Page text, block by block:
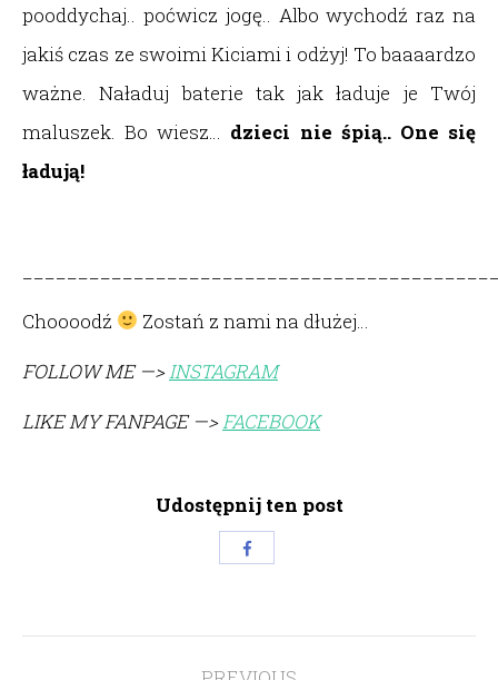
pooddychaj.. poćwicz jogę.. Albo wychodź raz na
jakiś czas ze swoimi Kiciami i odżyj! To baaaardzo
ważne. Naładuj baterie tak jak ładuje je Twój
maluszek. Bo wiesz… dzieci nie śpią.. One się
ładują!
Choooodź
Zostań z nami na dłużej…
FOLLOW ME —> INSTAGRAM
LIKE MY FANPAGE —> FACEBOOK
Udostępnij ten post
Share